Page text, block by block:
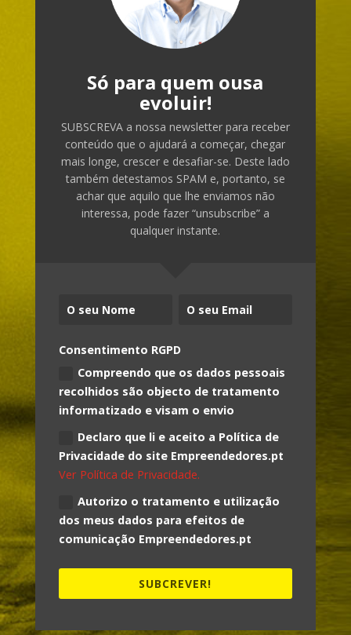
Só para quem ousa
evoluir!
SUBSCREVA a nossa newsletter para receber
conteúdo que o ajudará a começar, chegar
mais longe, crescer e desafiar-se. Deste lado
também detestamos SPAM e, portanto, se
achar que aquilo que lhe enviamos não
interessa, pode fazer “unsubscribe” a
qualquer instante.
Consentimento RGPD
Compreendo que os dados pessoais
recolhidos são objecto de tratamento
informatizado e visam o envio
Declaro que li e aceito a Política de
Privacidade do site Empreendedores.pt
Ver Política de Privacidade.
Autorizo o tratamento e utilização
dos meus dados para efeitos de
comunicação Empreendedores.pt
SUBCREVER!